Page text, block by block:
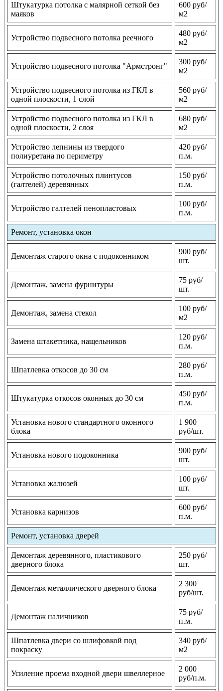
Штукатурка потолка с малярной сеткой без
маяков
600 руб/
м2
Устройство подвесного потолка реечного
480 руб/
м2
Устройство подвесного потолка "Армстронг"
300 руб/
м2
Устройство подвесного потолка из ГКЛ в
одной плоскости, 1 слой
560 руб/
м2
Устройство подвесного потолка из ГКЛ в
одной плоскости, 2 слоя
680 руб/
м2
Устройство лепнины из твердого
полиуретана по периметру
420 руб/
п.м.
Устройство потолочных плинтусов
(галтелей) деревянных
150 руб/
п.м.
Устройство галтелей пенопластовых
100 руб/
п.м.
Ремонт, установка окон
Демонтаж старого окна с подоконником
900 руб/
шт.
Демонтаж, замена фурнитуры
75 руб/
шт.
Демонтаж, замена стекол
100 руб/
м2
Замена штакетника, нащельников
120 руб/
п.м.
Шпатлевка откосов до 30 см
280 руб/
п.м.
Штукатурка откосов оконных до 30 см
450 руб/
п.м.
Установка нового стандартного оконного
блока
1 900
руб/шт.
Установка нового подоконника
900 руб/
шт.
Установка жалюзей
100 руб/
шт.
Установка карнизов
600 руб/
п.м.
Ремонт, установка дверей
Демонтаж деревянного, пластикового
дверного блока
250 руб/
шт.
Демонтаж металлического дверного блока
2 300
руб/шт.
Демонтаж наличников
75 руб/
п.м.
Шпатлевка двери со шлифовкой под
покраску
340 руб/
м2
Усиление проема входной двери швеллерное
2 000
руб/п.м.